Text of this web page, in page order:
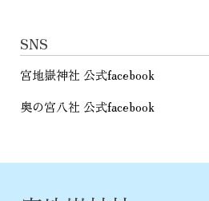
SNS
宮地嶽神社 公式facebook
奥の宮八社 公式facebook